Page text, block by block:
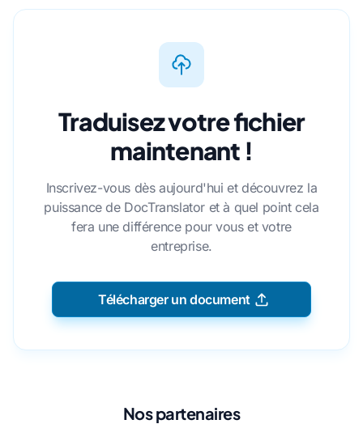
Traduisez votre fichier
maintenant !
Inscrivez-vous dès aujourd'hui et découvrez la
puissance de DocTranslator et à quel point cela
fera une différence pour vous et votre
entreprise.
Télécharger un document
Nos partenaires